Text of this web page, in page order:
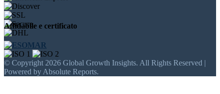
Affidabile e certificato
© Copyright 2026 Global Growth Insights. All Rights Reserved |
Powered by Absolute Reports.